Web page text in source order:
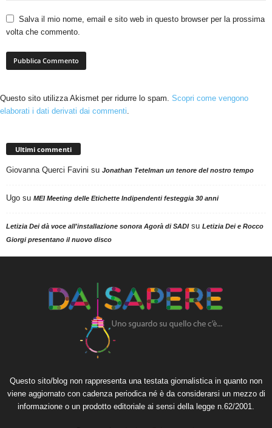
Salva il mio nome, email e sito web in questo browser per la prossima
volta che commento.
Questo sito utilizza Akismet per ridurre lo spam. Scopri come vengono
elaborati i dati derivati dai commenti.
Ultimi commenti
Giovanna Querci Favini su Jonathan Tetelman un tenore del nostro tempo
Ugo su MEI Meeting delle Etichette Indipendenti festeggia 30 anni
Letizia Dei dà voce all'installazione sonora Agorà di SADIsu Letizia Dei e Rocco
Giorgi presentano il nuovo disco
Questo sito/blog non rappresenta una testata giornalistica in quanto non
viene aggiornato con cadenza periodica né è da considerarsi un mezzo di
informazione o un prodotto editoriale ai sensi della legge n.62/2001.